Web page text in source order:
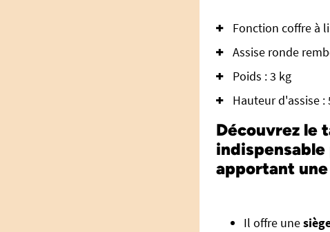
Fonction coffre à
Assise ronde
Poids : 3 kg
Hauteur d'assise :
Découvrez le
apportant
Il offre une